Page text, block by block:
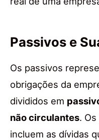
Passivos e
Os passivos
obrigações da
divididos em
não circulantes.
incluem as dívidas